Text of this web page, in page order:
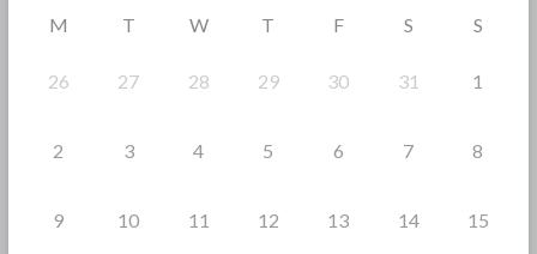
M T W T F S S
26 27 28 29 30 31 1
2 3 4 5 6 7 8
9 10 11 12 13 14 15